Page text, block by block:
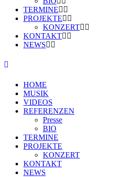
TERMINE
PROJEKTE
KONZERT
KONTAKT
NEWS
HOME
MUSIK
VIDEOS
REFERENZEN
Presse
BIO
TERMINE
PROJEKTE
KONZERT
KONTAKT
NEWS